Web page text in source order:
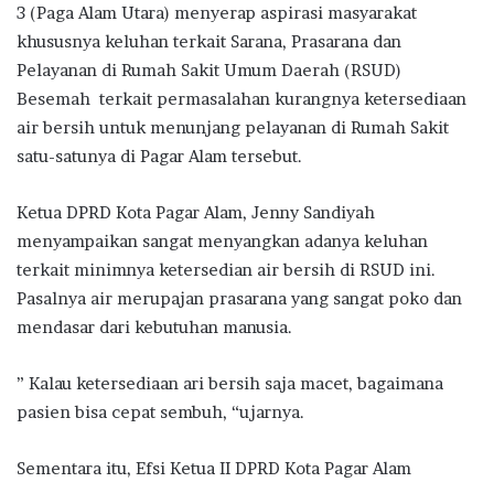
3 (Paga Alam Utara) menyerap aspirasi masyarakat
khususnya keluhan terkait Sarana, Prasarana dan
Pelayanan di Rumah Sakit Umum Daerah (RSUD)
Besemah terkait permasalahan kurangnya ketersediaan
air bersih untuk menunjang pelayanan di Rumah Sakit
satu-satunya di Pagar Alam tersebut.
Ketua DPRD Kota Pagar Alam, Jenny Sandiyah
menyampaikan sangat menyangkan adanya keluhan
terkait minimnya ketersedian air bersih di RSUD ini.
Pasalnya air merupajan prasarana yang sangat poko dan
mendasar dari kebutuhan manusia.
” Kalau ketersediaan ari bersih saja macet, bagaimana
pasien bisa cepat sembuh, “ujarnya.
Sementara itu, Efsi Ketua II DPRD Kota Pagar Alam